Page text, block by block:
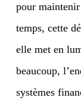
pour
temps, cette
elle met en
beaucoup,
systèmes